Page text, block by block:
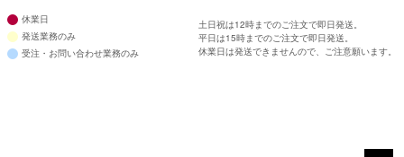
休業日
発送業務のみ
受注・お問い合わせ業務のみ
土日祝は12時までのご注文で即日発送。
平日は15時までのご注文で即日発送。
休業日は発送できませんので、ご注意願います。